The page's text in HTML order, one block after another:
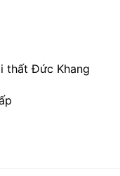
thất Đức Khang